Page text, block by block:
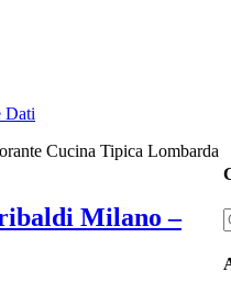
Dati
Cucina Tipica Lombarda
Milano –